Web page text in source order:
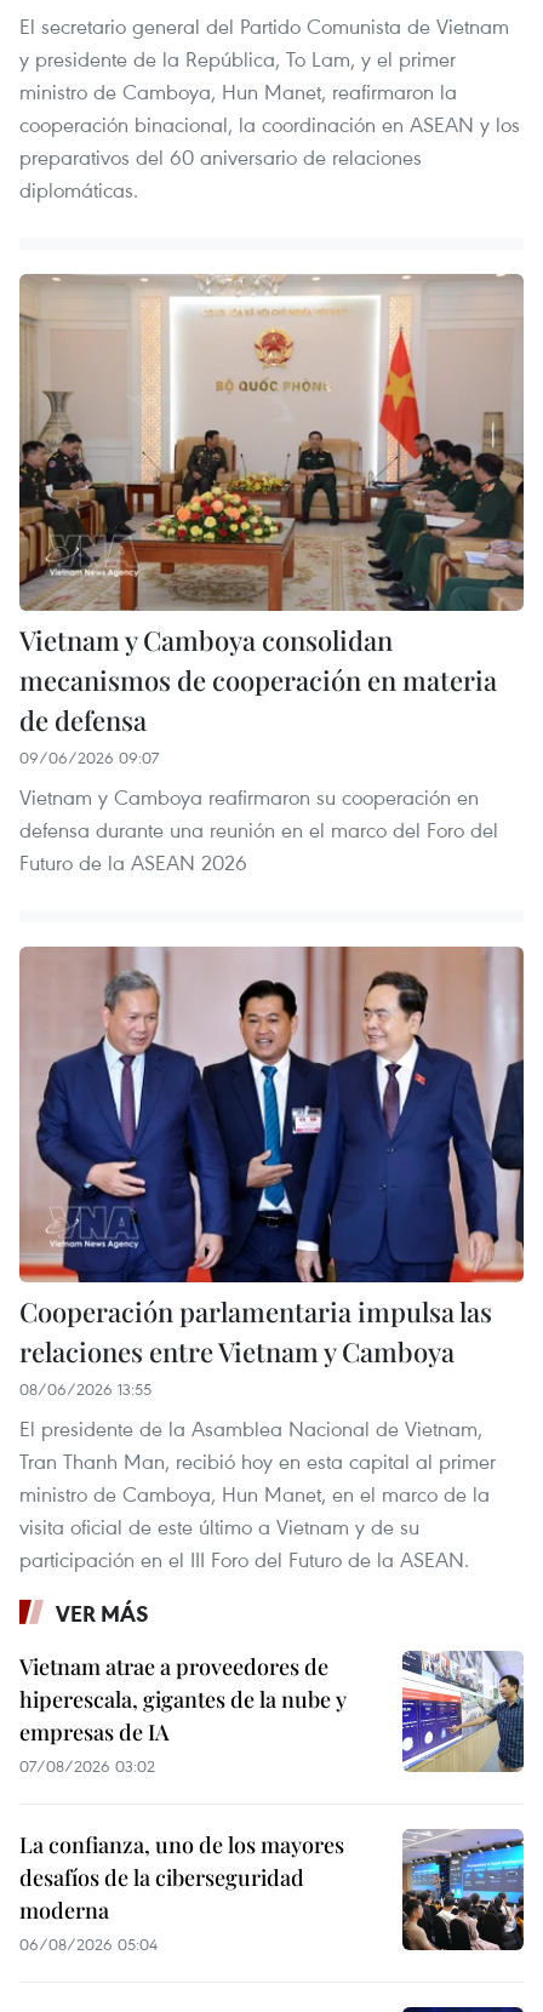
El secretario general del Partido Comunista de Vietnam
y presidente de la República, To Lam, y el primer
ministro de Camboya, Hun Manet, reafirmaron la
cooperación binacional, la coordinación en ASEAN y los
preparativos del 60 aniversario de relaciones
diplomáticas.
Vietnam y Camboya consolidan
mecanismos de cooperación en materia
de defensa
09/06/2026 09:07
Vietnam y Camboya reafirmaron su cooperación en
defensa durante una reunión en el marco del Foro del
Futuro de la ASEAN 2026
Cooperación parlamentaria impulsa las
relaciones entre Vietnam y Camboya
08/06/2026 13:55
El presidente de la Asamblea Nacional de Vietnam,
Tran Thanh Man, recibió hoy en esta capital al primer
ministro de Camboya, Hun Manet, en el marco de la
visita oficial de este último a Vietnam y de su
participación en el III Foro del Futuro de la ASEAN.
VER MÁS
Vietnam atrae a proveedores de
hiperescala, gigantes de la nube y
empresas de IA
07/08/2026 03:02
La confianza, uno de los mayores
desafíos de la ciberseguridad
moderna
06/08/2026 05:04